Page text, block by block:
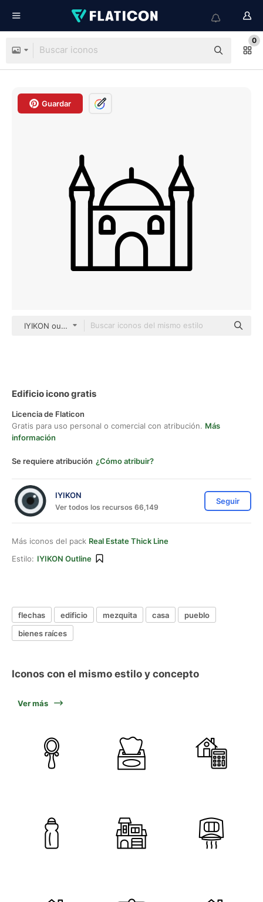
0
Guardar
IYIKON outline
Edificio icono gratis
Licencia de Flaticon
Gratis para uso personal o comercial con atribución. Más
información
Se requiere atribución ¿Cómo atribuir?
IYIKON
Ver todos los recursos 66,149
Seguir
Más iconos del pack Real Estate Thick Line
Estilo: IYIKON Outline
flechas edificio mezquita casa
pueblo
bienes raíces
Iconos con el mismo estilo y concepto
Ver más